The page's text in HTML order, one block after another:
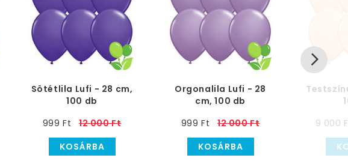
Sötétlila Lufi - 28 cm,
100 db
999 Ft
12 000 Ft
KOSÁRBA
Orgonalila Lufi - 28
cm, 100 db
999 Ft
12 000 Ft
KOSÁRBA
9 000